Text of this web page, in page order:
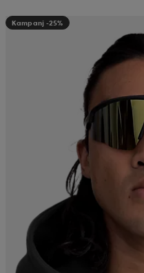
Kampanj -25%